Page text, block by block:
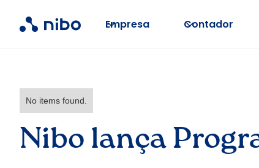
Empresa Contador
No items found.
Nibo lança